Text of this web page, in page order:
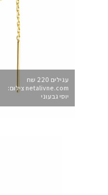
עגילים 220 שח
netalivne.com צילום:
יוסי גבעוני